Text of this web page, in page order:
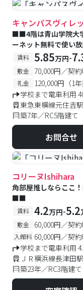
#女性専用フロアあり
キャンパスヴィレ
■■4階は青山学院大
ーネット無料で使い放
賃料 5.85万円-
敷金 70,000円／契
礼金
120,000円（1
学校まで電車利用
東急東横線元住吉
築7年／RC5階建て
お問合せ
#予約受付中 #空室
コリーヌIshihara
角部屋推しならここ
■■
賃料 4.2万円-5.2
敷金 60,000円／契
入館料 60,000円／契
学校まで電車利用
ＪＲ横浜線長津田
築23年／RC3階建て